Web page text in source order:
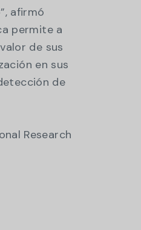
afirmó
permite a
de sus
en sus
de
Research